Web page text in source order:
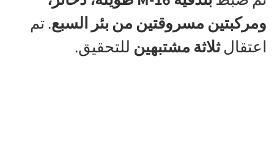
ومركبتين مسروقتين من بئر السبع. تم
اعتقالثلاثة مشتبهين للتحقيق.